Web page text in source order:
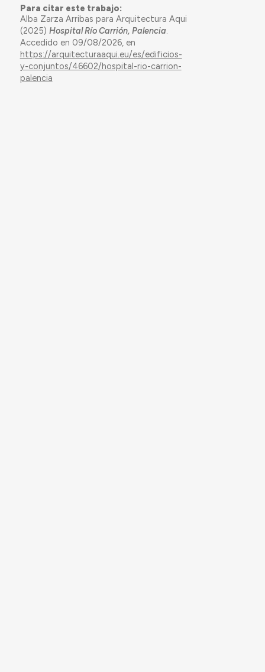
Para citar este trabajo:
Alba Zarza Arribas para Arquitectura Aqui
(2025) Hospital Río Carrión, Palencia.
Accedido en 09/08/2026, en
https://arquitecturaaqui.eu/es/edificios-
y-conjuntos/46602/hospital-rio-carrion-
palencia